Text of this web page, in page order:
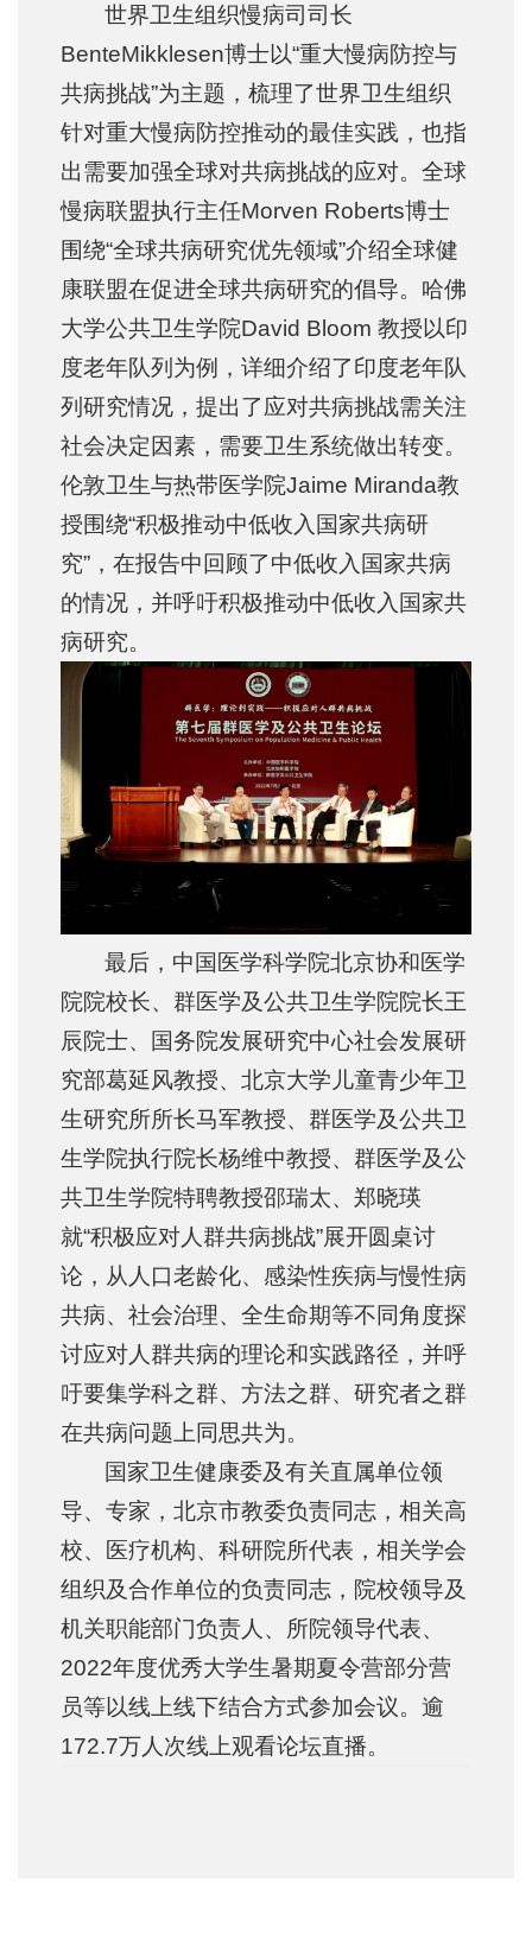
世界卫生组织慢病司司长
BenteMikklesen博士以“重大慢病防控与
共病挑战”为主题，梳理了世界卫生组织
针对重大慢病防控推动的最佳实践，也指
出需要加强全球对共病挑战的应对。全球
慢病联盟执行主任Morven Roberts博士
围绕“全球共病研究优先领域”介绍全球健
康联盟在促进全球共病研究的倡导。哈佛
大学公共卫生学院David Bloom 教授以印
度老年队列为例，详细介绍了印度老年队
列研究情况，提出了应对共病挑战需关注
社会决定因素，需要卫生系统做出转变。
伦敦卫生与热带医学院Jaime Miranda教
授围绕“积极推动中低收入国家共病研
究”，在报告中回顾了中低收入国家共病
的情况，并呼吁积极推动中低收入国家共
病研究。
最后，中国医学科学院北京协和医学
院院校长、群医学及公共卫生学院院长王
辰院士、国务院发展研究中心社会发展研
究部葛延风教授、北京大学儿童青少年卫
生研究所所长马军教授、群医学及公共卫
生学院执行院长杨维中教授、群医学及公
共卫生学院特聘教授邵瑞太、郑晓瑛
就“积极应对人群共病挑战”展开圆桌讨
论，从人口老龄化、感染性疾病与慢性病
共病、社会治理、全生命期等不同角度探
讨应对人群共病的理论和实践路径，并呼
吁要集学科之群、方法之群、研究者之群
在共病问题上同思共为。
国家卫生健康委及有关直属单位领
导、专家，北京市教委负责同志，相关高
校、医疗机构、科研院所代表，相关学会
组织及合作单位的负责同志，院校领导及
机关职能部门负责人、所院领导代表、
2022年度优秀大学生暑期夏令营部分营
员等以线上线下结合方式参加会议。逾
172.7万人次线上观看论坛直播。